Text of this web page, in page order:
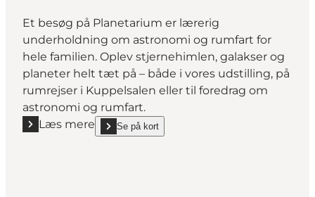
Et besøg på Planetarium er lærerig
underholdning om astronomi og rumfart for
hele familien. Oplev stjernehimlen, galakser og
planeter helt tæt på – både i vores udstilling, på
rumrejser i Kuppelsalen eller til foredrag om
astronomi og rumfart.
Læs mere
Læs mere "Planetarium"
Se på kort
show Planetarium on_map